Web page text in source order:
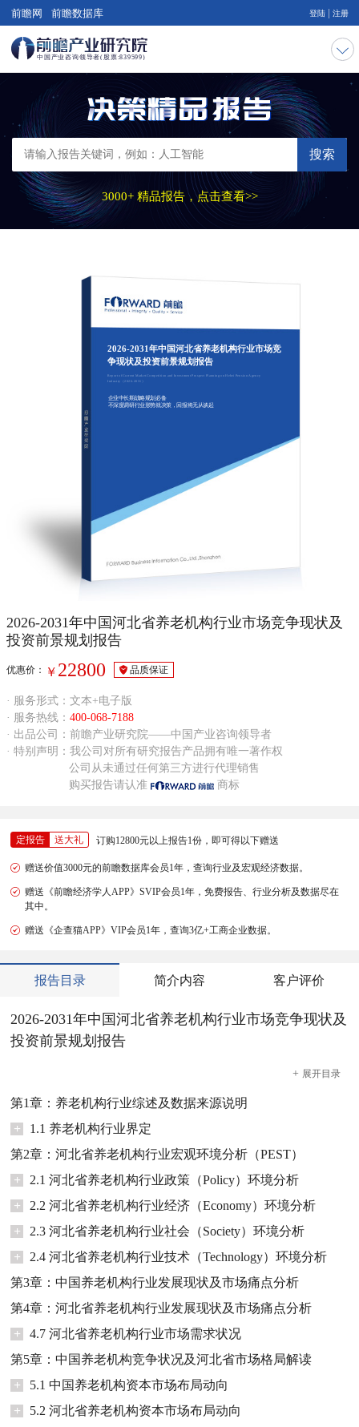
前瞻网 前瞻数据库 登陆 注册
搜索
3000+ 精品报告，点击查看>>
2026-2031年中国河北省养老机构行业市场竞
争现状及投资前景规划报告
Report of Current Market Competition and Investment Prospect Planning on Hebei Pension Agency
Industry（2026-2031）
企业中长期战略规划必备
不深度调研行业形势就决策，回报将无从谈起
2026-2031年中国河北省养老机构行业市场竞争现状及
投资前景规划报告
优惠价： ￥ 22800 品质保证
· 服务形式：文本+电子版
· 服务热线： 400-068-7188
· 出品公司：前瞻产业研究院——中国产业咨询领导者
· 特别声明：我公司对所有研究报告产品拥有唯一著作权
公司从未通过任何第三方进行代理销售
购买报告请认准
商标
定报告 送大礼 订购12800元以上报告1份，即可得以下赠送
赠送价值3000元的前瞻数据库会员1年，查询行业及宏观经济数据。
赠送《前瞻经济学人APP》SVIP会员1年，免费报告、行业分析及数据尽在
其中。
赠送《企查猫APP》VIP会员1年，查询3亿+工商企业数据。
报告目录 简介内容 客户评价
2026-2031年中国河北省养老机构行业市场竞争现状及
投资前景规划报告
+ 展开目录
第1章：养老机构行业综述及数据来源说明
+
1.1 养老机构行业界定
第2章：河北省养老机构行业宏观环境分析（PEST）
+
2.1 河北省养老机构行业政策（Policy）环境分析
+
2.2 河北省养老机构行业经济（Economy）环境分析
+
2.3 河北省养老机构行业社会（Society）环境分析
+
2.4 河北省养老机构行业技术（Technology）环境分析
第3章：中国养老机构行业发展现状及市场痛点分析
第4章：河北省养老机构行业发展现状及市场痛点分析
+
4.7 河北省养老机构行业市场需求状况
第5章：中国养老机构竞争状况及河北省市场格局解读
+
5.1 中国养老机构资本市场布局动向
+
5.2 河北省养老机构资本市场布局动向